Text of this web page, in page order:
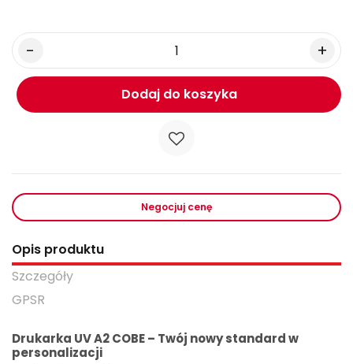
Dodaj do koszyka
Negocjuj cenę
Opis produktu
Szczegóły
GPSR
Drukarka UV A2 COBE – Twój nowy standard w
personalizacji